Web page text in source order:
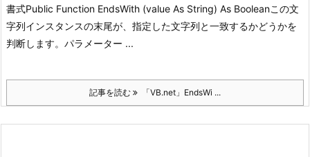
書式Public Function EndsWith (value As String) As Booleanこの文
字列インスタンスの末尾が、指定した文字列と一致するかどうかを
判断します。 パラメーター ...
記事を読む 「VB.net」EndsWi ...